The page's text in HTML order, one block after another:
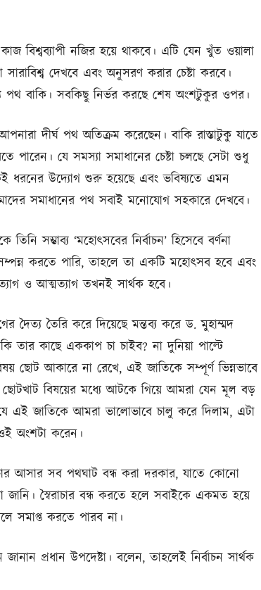
বিশ্বব্যাপী নজির হয়ে থাকবে। এটি যেন খুঁত ওয়ালা
দেখবে এবং অনুসরণ করার চেষ্টা করবে।
বাকি। সবকিছু নির্ভর করছে শেষ অংশটুকুর ওপর।
দীর্ঘ পথ অতিক্রম করেছেন। বাকি রাস্তাটুকু যাতে
পারেন। যে সমস্যা সমাধানের চেষ্টা চলছে সেটা শুধু
ধরনের উদ্যোগ শুরু হয়েছে এবং ভবিষ্যতে এমন
সমাধানের পথ সবাই মনোযোগ সহকারে দেখবে।
তিনি সম্ভাব্য ‘মহোৎসবের নির্বাচন’ হিসেবে বর্ণনা
করতে পারি, তাহলে তা একটি মহোৎসব হবে এবং
ও আত্মত্যাগ তখনই সার্থক হবে।
দৈত্য তৈরি করে দিয়েছে মন্তব্য করে ড. মুহাম্মদ
কাছে এককাপ চা চাইব? না দুনিয়া পাল্টে
ছোট আকারে না রেখে, এই জাতিকে সম্পূর্ণ ভিন্নভাবে
বিষয়ের মধ্যে আটকে গিয়ে আমরা যেন মূল বড়
এই জাতিকে আমরা ভালোভাবে চালু করে দিলাম, এটা
অংশটা করেন।
আসার সব পথঘাট বন্ধ করা দরকার, যাতে কোনো
জানি। স্বৈরাচার বন্ধ করতে হলে সবাইকে একমত হয়ে
সমাপ্ত করতে পারব না।
প্রধান উপদেষ্টা। বলেন, তাহলেই নির্বাচন সার্থক